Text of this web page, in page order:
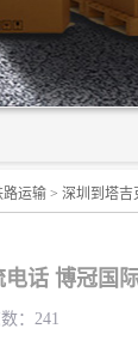
路运输 > 深圳到塔吉
话 博冠国
：241